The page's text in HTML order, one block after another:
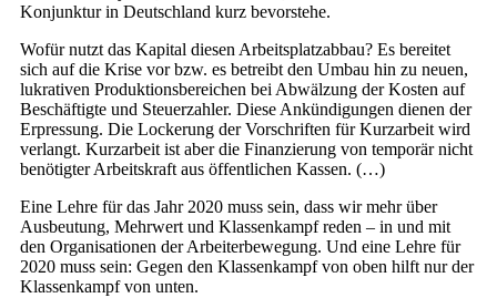
Konjunktur in Deutschland kurz bevorstehe.
Wofür nutzt das Kapital diesen Arbeitsplatzabbau? Es bereitet
sich auf die Krise vor bzw. es betreibt den Umbau hin zu neuen,
lukrativen Produktionsbereichen bei Abwälzung der Kosten auf
Beschäftigte und Steuerzahler. Diese Ankündigungen dienen der
Erpressung. Die Lockerung der Vorschriften für Kurzarbeit wird
verlangt. Kurzarbeit ist aber die Finanzierung von temporär nicht
benötigter Arbeitskraft aus öffentlichen Kassen. (…)
Eine Lehre für das Jahr 2020 muss sein, dass wir mehr über
Ausbeutung, Mehrwert und Klassenkampf reden – in und mit
den Organisationen der Arbeiterbewegung. Und eine Lehre für
2020 muss sein: Gegen den Klassenkampf von oben hilft nur der
Klassenkampf von unten.